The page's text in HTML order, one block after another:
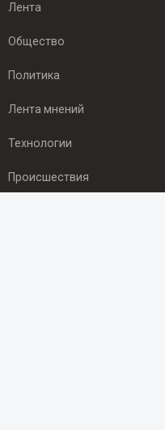
Лента
Общество
Политика
Лента мнений
Технологии
Происшествия